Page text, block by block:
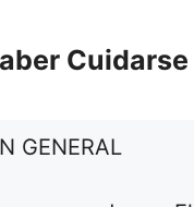
Cuidarse
GENERAL